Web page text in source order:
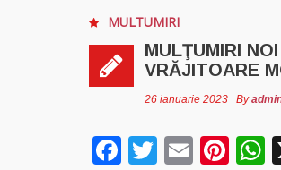
MULTUMIRI
MULŢUMIRI
VRĂJITOARE
26 ianuarie 2023 By
Facebook
Twitter
Email